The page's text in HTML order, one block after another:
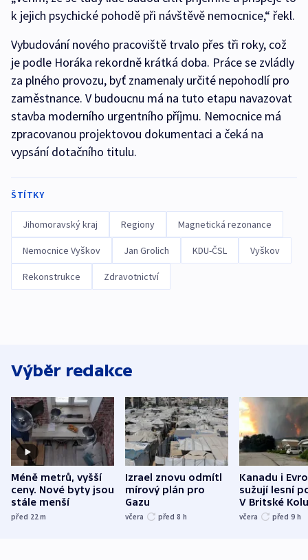
k jejich psychické pohodě při návštěvě nemocnice,“ řekl.
Vybudování nového pracoviště trvalo přes tři roky, což
je podle Horáka rekordně krátká doba. Práce se zvládly
za plného provozu, byť znamenaly určité nepohodlí pro
zaměstnance. V budoucnu má na tuto etapu navazovat
stavba moderního urgentního příjmu. Nemocnice má
zpracovanou projektovou dokumentaci a čeká na
vypsání dotačního titulu.
ŠTÍTKY
Jihomoravský kraj Regiony Magnetická rezonance
Nemocnice Vyškov Jan Grolich KDU-ČSL Vyškov
Rekonstrukce Zdravotnictví
Výběr redakce
Méně metrů, vyšší
ceny. Nové byty jsou
stále menší
před 22m
Izrael znovu odmítl
mírový plán pro
Gazu
včera před 8 h
Kanadu i
sužují lesní
V Britské
evakuovali
včera před 9 h